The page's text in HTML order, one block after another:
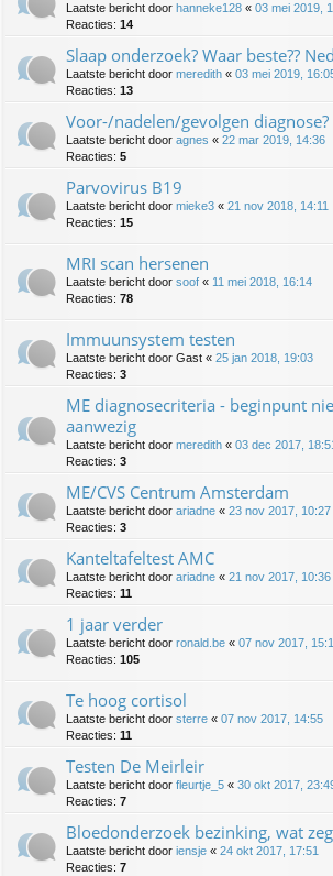
Laatste bericht door hanneke128 « 03 mei 2019,
Reacties: 14
Slaap onderzoek? Waar beste??
Laatste bericht door meredith « 03 mei 2019,
Reacties: 13
Voor-/nadelen/gevolgen diagnose?
Laatste bericht door agnes « 22 mar 2019, 14:36
Reacties: 5
Parvovirus B19
Laatste bericht door mieke3 « 21 nov 2018, 14:11
Reacties: 15
MRI scan hersenen
Laatste bericht door soof « 11 mei 2018, 16:14
Reacties: 78
Immuunsystem testen
Laatste bericht door Gast « 25 jan 2018, 19:03
Reacties: 3
ME diagnosecriteria - beginpunt
aanwezig
Laatste bericht door meredith « 03 dec 2017,
Reacties: 3
ME/CVS Centrum Amsterdam
Laatste bericht door ariadne « 23 nov 2017, 10:27
Reacties: 3
Kanteltafeltest AMC
Laatste bericht door ariadne « 21 nov 2017, 10:36
Reacties: 11
1 jaar verder
Laatste bericht door ronald.be « 07 nov 2017,
Reacties: 105
Te hoog cortisol
Laatste bericht door sterre « 07 nov 2017, 14:55
Reacties: 11
Testen De Meirleir
Laatste bericht door fleurtje_5 « 30 okt 2017,
Reacties: 7
Bloedonderzoek bezinking, wat
Laatste bericht door iensje « 24 okt 2017, 17:51
Reacties: 7